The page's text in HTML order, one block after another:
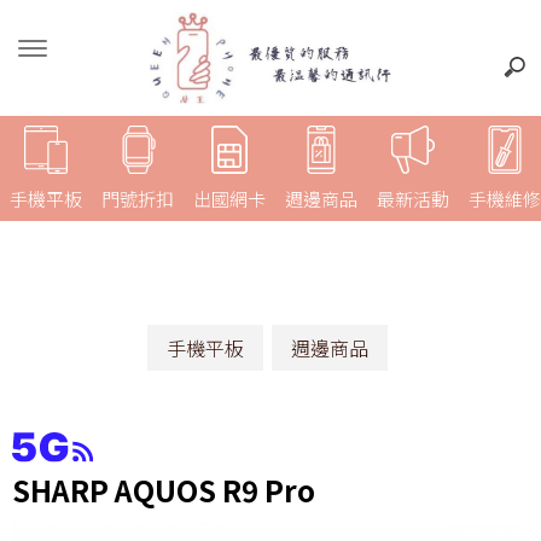
手機平板 門號折扣 週邊商品 最新活動 手機維修
出國網卡
手機平板 週邊商品
SHARP AQUOS R9 Pro